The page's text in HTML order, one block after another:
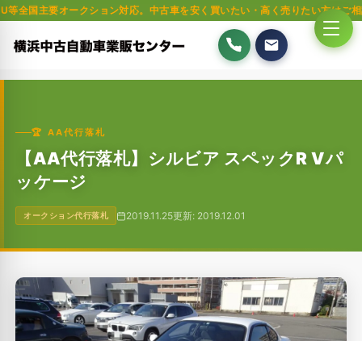
クション対応。中古車を安く買いたい・高く売りたい方はご相談ください
🏆 AA代行落札
【AA代行落札】シルビア スペックR Vパ
ッケージ
オークション代行落札 2019.11.25更新: 2019.12.01